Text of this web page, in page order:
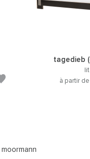
tagedieb
lit
à partir de